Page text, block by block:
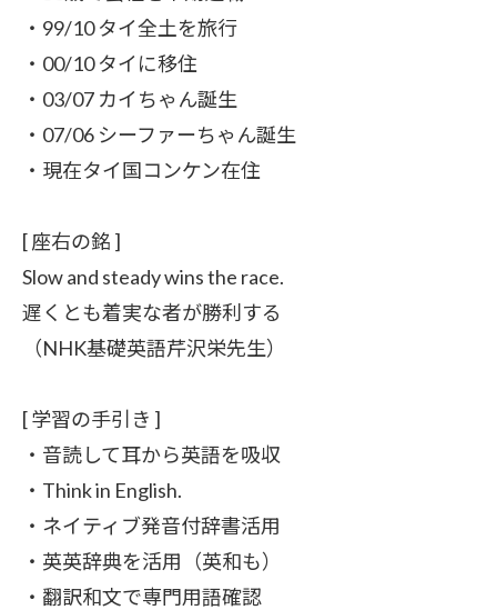
・99/10 タイ全土を旅行
・00/10 タイに移住
・03/07 カイちゃん誕生
・07/06 シーファーちゃん誕生
・現在タイ国コンケン在住
[ 座右の銘 ]
Slow and steady wins the race.
遅くとも着実な者が勝利する
（NHK基礎英語芹沢栄先生）
[ 学習の手引き ]
・音読して耳から英語を吸収
・Think in English.
・ネイティブ発音付辞書活用
・英英辞典を活用（英和も）
・翻訳和文で専門用語確認